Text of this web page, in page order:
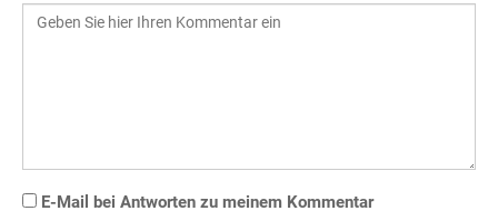
E-Mail bei Antworten zu meinem Kommentar